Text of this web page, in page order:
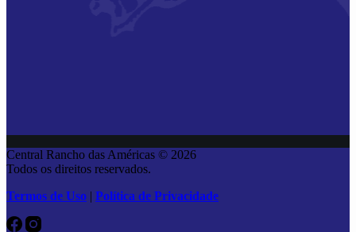
Central Rancho das Américas © 2026
Todos os direitos reservados.
Termos de Uso | Política de Privacidade